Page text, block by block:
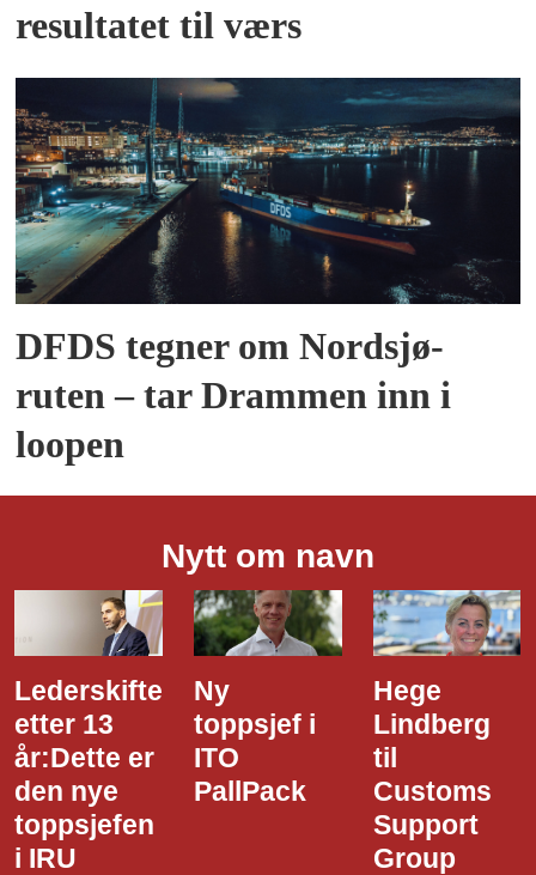
resultatet til værs
DFDS tegner om Nordsjø-
ruten – tar Drammen inn i
loopen
Nytt om navn
Lederskifte
etter 13
år:Dette er
den nye
toppsjefen
i IRU
Ny
toppsjef i
ITO
PallPack
Hege
Lindberg
til
Customs
Support
Group